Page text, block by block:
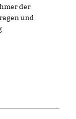
der
und